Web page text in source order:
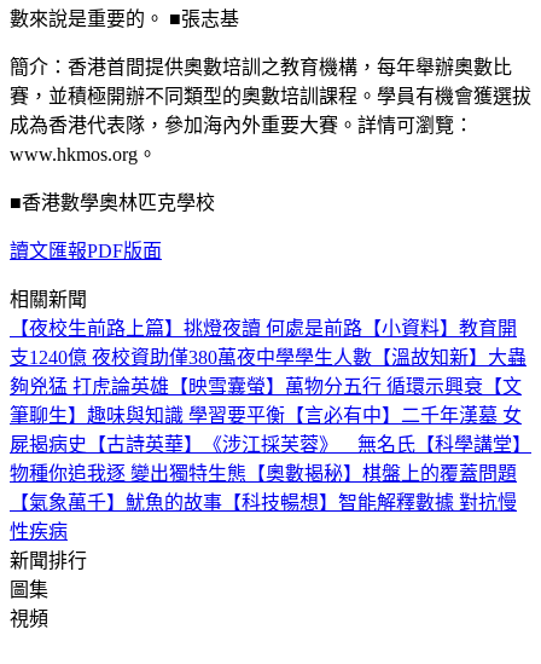
數來說是重要的。 ■張志基
簡介：香港首間提供奧數培訓之教育機構，每年舉辦奧數比
賽，並積極開辦不同類型的奧數培訓課程。學員有機會獲選拔
成為香港代表隊，參加海內外重要大賽。詳情可瀏覽：
www.hkmos.org。
■香港數學奧林匹克學校
讀文匯報PDF版面
相關新聞
【夜校生前路上篇】挑燈夜讀 何處是前路 【小資料】教育開
支1240億 夜校資助僅380萬夜中學學生人數 【溫故知新】大蟲
夠兇猛 打虎論英雄 【映雪囊螢】萬物分五行 循環示興衰 【文
筆聊生】趣味與知識 學習要平衡 【言必有中】二千年漢墓 女
屍揭病史 【古詩英華】《涉江採芙蓉》 無名氏 【科學講堂】
物種你追我逐 變出獨特生態 【奧數揭秘】棋盤上的覆蓋問題
【氣象萬千】魷魚的故事 【科技暢想】智能解釋數據 對抗慢
性疾病
新聞排行
圖集
視頻